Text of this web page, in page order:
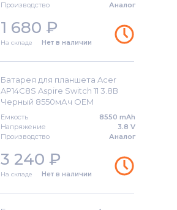
Производство
Аналог
1 680 ₽
На складе Нет в наличии
Батарея для планшета Acer
AP14C8S Aspire Switch 11 3.8В
Черный 8550мАч OEM
Емкость
8550 mAh
Напряжение
3.8 V
Производство
Аналог
3 240 ₽
На складе Нет в наличии